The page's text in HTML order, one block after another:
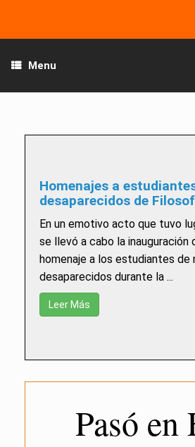
Menu
Homenajes a
desaparecidos de
En un emotivo acto que tuvo
se llevó a cabo la inauguración
homenaje a los estudiantes de
desaparecidos durante la ...
Leer Más
Pasó en